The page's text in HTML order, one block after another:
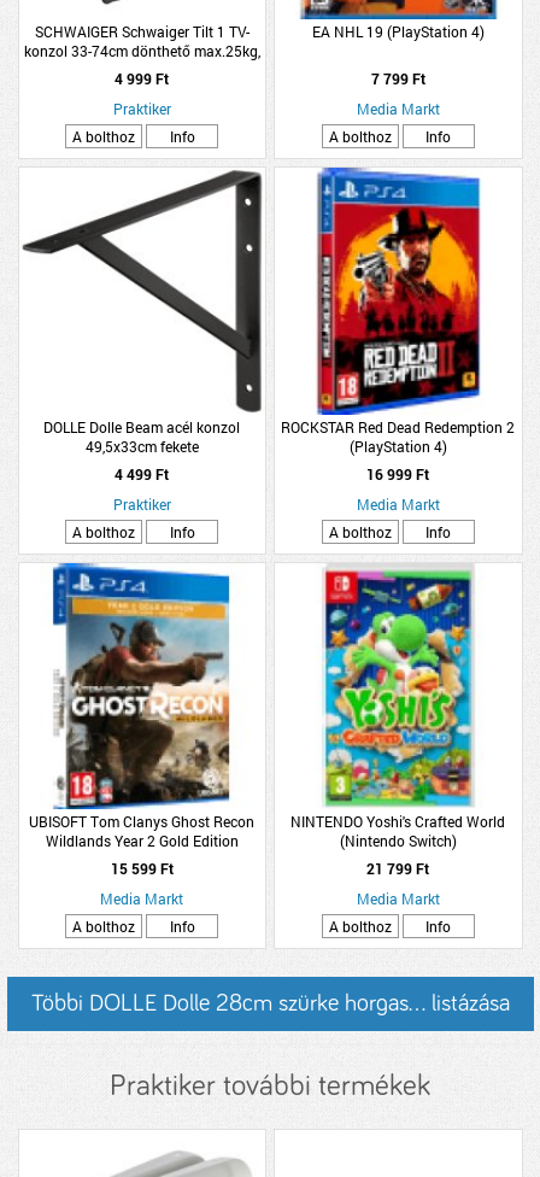
SCHWAIGER Schwaiger Tilt 1 TV-
konzol 33-74cm dönthető max.25kg,
13&quot;-29&quot;
4 999 Ft
Praktiker
A bolthoz
Info
EA NHL 19 (PlayStation 4)
7 799 Ft
Media Markt
A bolthoz
Info
DOLLE Dolle Beam acél konzol
49,5x33cm fekete
4 499 Ft
Praktiker
A bolthoz
Info
ROCKSTAR Red Dead Redemption 2
(PlayStation 4)
16 999 Ft
Media Markt
A bolthoz
Info
UBISOFT Tom Clanys Ghost Recon
Wildlands Year 2 Gold Edition
(PlayStation 4)
15 599 Ft
Media Markt
A bolthoz
Info
NINTENDO Yoshi's Crafted World
(Nintendo Switch)
21 799 Ft
Media Markt
A bolthoz
Info
Többi DOLLE Dolle 28cm szürke horgas... listázása
Praktiker további termékek